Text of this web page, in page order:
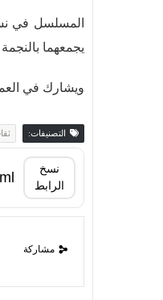
المسلسل في
يجمعهما
ويشارك في
التصنيفات:
نسخ
الرابط
مشاركة